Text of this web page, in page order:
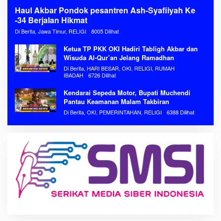
Haul Akbar Pondok pesantren Ash-Syafiiyah Ke
-34 Berjalan Hikmat
Di Berita, Jawa Timur, RELIGI 8005 Dilihat
Ketua TP PKK OKI Hadiri Tabligh Akbar dan
Wisuda Al-Qur’an Jelang Ramadhan
Di Berita, HARI BESAR, OKI, RELIGI, RUMAH
IBADAH
6726 Dilihat
Kendarai Sepeda Motor, Bupati Muchendi
Pantau Keamanan Malam Takbiran
Di Berita, OKI, PEMERINTAHAN, RELIGI 6388 Dilihat